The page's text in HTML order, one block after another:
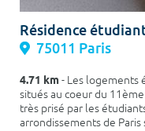
Résidence
75011 Paris
4.71 km- Les logements
situés au coeur du
très prisé par les
arrondissements de Paris